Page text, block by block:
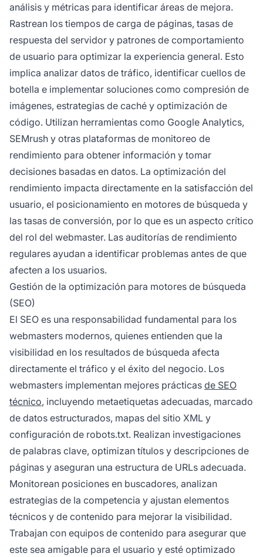
análisis y métricas para identificar áreas de mejora.
Rastrean los tiempos de carga de páginas, tasas de
respuesta del servidor y patrones de comportamiento
de usuario para optimizar la experiencia general. Esto
implica analizar datos de tráfico, identificar cuellos de
botella e implementar soluciones como compresión de
imágenes, estrategias de caché y optimización de
código. Utilizan herramientas como Google Analytics,
SEMrush y otras plataformas de monitoreo de
rendimiento para obtener información y tomar
decisiones basadas en datos. La optimización del
rendimiento impacta directamente en la satisfacción del
usuario, el posicionamiento en motores de búsqueda y
las tasas de conversión, por lo que es un aspecto crítico
del rol del webmaster. Las auditorías de rendimiento
regulares ayudan a identificar problemas antes de que
afecten a los usuarios.
Gestión de la optimización para motores de búsqueda
(SEO)
El SEO es una responsabilidad fundamental para los
webmasters modernos, quienes entienden que la
visibilidad en los resultados de búsqueda afecta
directamente el tráfico y el éxito del negocio. Los
webmasters implementan mejores prácticas de SEO
técnico, incluyendo metaetiquetas adecuadas, marcado
de datos estructurados, mapas del sitio XML y
configuración de robots.txt. Realizan investigaciones
de palabras clave, optimizan títulos y descripciones de
páginas y aseguran una estructura de URLs adecuada.
Monitorean posiciones en buscadores, analizan
estrategias de la competencia y ajustan elementos
técnicos y de contenido para mejorar la visibilidad.
Trabajan con equipos de contenido para asegurar que
este sea amigable para el usuario y esté optimizado